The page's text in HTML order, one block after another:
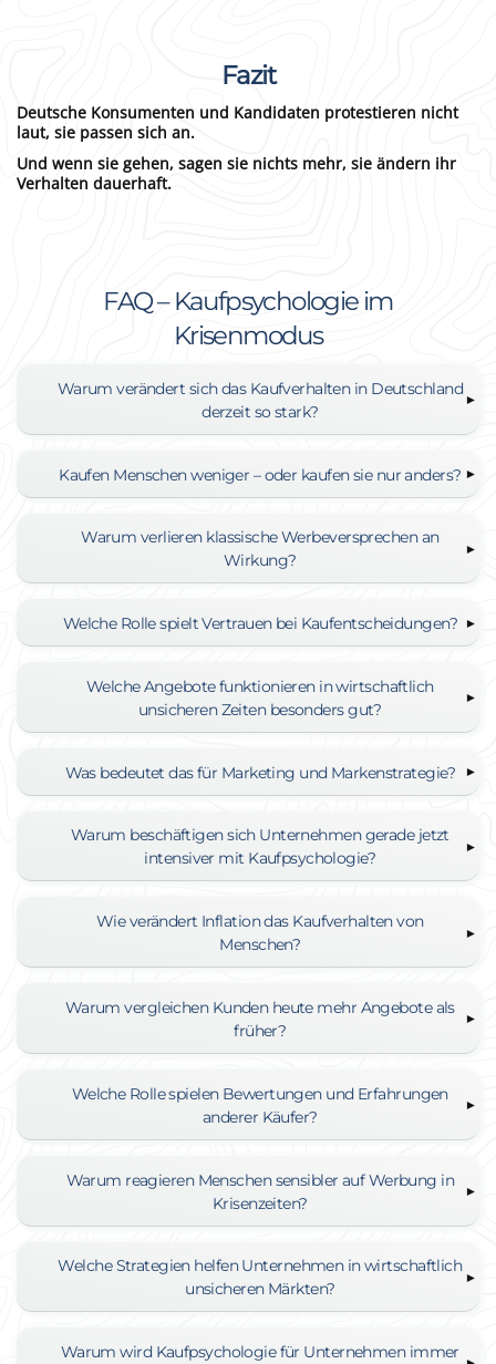
Fazit
Deutsche Konsumenten und Kandidaten protestieren nicht
laut, sie passen sich an.
Und wenn sie gehen, sagen sie nichts mehr, sie ändern ihr
Verhalten dauerhaft.
FAQ – Kaufpsychologie im
Krisenmodus
Warum verändert sich das Kaufverhalten in Deutschland
derzeit so stark?
Kaufen Menschen weniger – oder kaufen sie nur anders?
Warum verlieren klassische Werbeversprechen an
Wirkung?
Welche Rolle spielt Vertrauen bei Kaufentscheidungen?
Welche Angebote funktionieren in wirtschaftlich
unsicheren Zeiten besonders gut?
Was bedeutet das für Marketing und Markenstrategie?
Warum beschäftigen sich Unternehmen gerade jetzt
intensiver mit Kaufpsychologie?
Wie verändert Inflation das Kaufverhalten von
Menschen?
Warum vergleichen Kunden heute mehr Angebote als
früher?
Welche Rolle spielen Bewertungen und Erfahrungen
anderer Käufer?
Warum reagieren Menschen sensibler auf Werbung in
Krisenzeiten?
Welche Strategien helfen Unternehmen in wirtschaftlich
unsicheren Märkten?
Warum wird Kaufpsychologie für Unternehmen immer